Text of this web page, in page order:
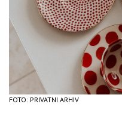
FOTO: PRIVATNI ARHIV